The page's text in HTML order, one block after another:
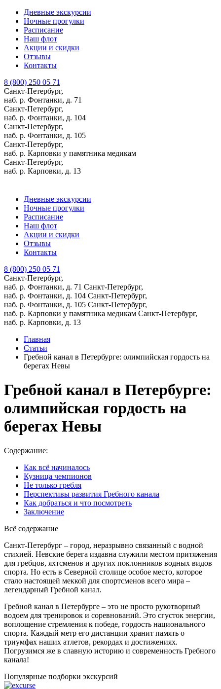
Дневные экскурсии
Ночные прогулки
Расписание
Наш флот
Акции и скидки
Отзывы
Контакты
8 (800) 250 05 71
Санкт-Петербург,
наб. р. Фонтанки, д. 71
Санкт-Петербург,
наб. р. Фонтанки, д. 104
Санкт-Петербург,
наб. р. Фонтанки, д. 105
Санкт-Петербург,
наб. р. Карповки у памятника медикам
Санкт-Петербург,
наб. р. Карповки, д. 13
Дневные экскурсии
Ночные прогулки
Расписание
Наш флот
Акции и скидки
Отзывы
Контакты
8 (800) 250 05 71
Санкт-Петербург,
наб. р. Фонтанки, д. 71 Санкт-Петербург,
наб. р. Фонтанки, д. 104 Санкт-Петербург,
наб. р. Фонтанки, д. 105 Санкт-Петербург,
наб. р. Карповки у памятника медикам Санкт-Петербург,
наб. р. Карповки, д. 13
Главная
Статьи
Гребной канал в Петербурге: олимпийская гордость на
берегах Невы
Гребной канал в Петербурге:
олимпийская гордость на
берегах Невы
Содержание:
Как всё начиналось
Кузница чемпионов
Не только гребля
Перспективы развития Гребного канала
Как добраться и что посмотреть
Заключение
Всё содержание
Санкт-Петербург – город, неразрывно связанный с водной
стихией. Невские берега издавна служили местом притяжения
для гребцов, яхтсменов и других поклонников водных видов
спорта. Но есть в Северной столице особое место, которое
стало настоящей меккой для спортсменов всего мира –
легендарный Гребной канал.
Гребной канал в Петербурге – это не просто рукотворный
водоем для тренировок и соревнований. Это сгусток энергии,
воплощение стремления к победе, гордость национального
спорта. Каждый метр его дистанции хранит память о
триумфах наших атлетов, рекордах и достижениях.
Погрузимся же в славную историю и современность Гребного
канала!
Популярные подборки экскурсий